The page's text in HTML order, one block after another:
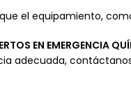
que el equipamiento,
EN EMERGENCIA
adecuada,